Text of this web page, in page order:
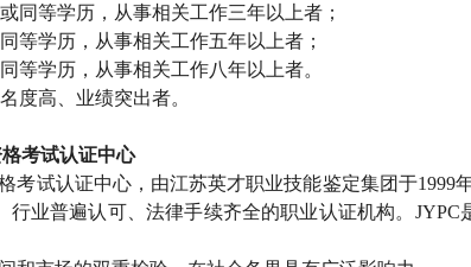
同等学历，从事相关工作三年以上者；
等学历，从事相关工作五年以上者；
等学历，从事相关工作八年以上者。
度高、业绩突出者。
考试认证中心
考试认证中心，由江苏英才职业技能鉴定集团于1999
行业普遍认可、法律手续齐全的职业认证机构。